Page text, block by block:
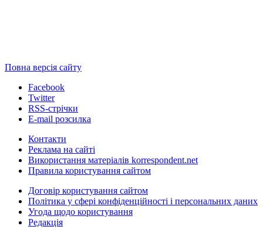
Повна версія сайту
Facebook
Twitter
RSS-стрічки
E-mail розсилка
Контакти
Реклама на сайті
Використання матеріалів korrespondent.net
Правила користування сайтом
Договір користування сайтом
Політика у сфері конфіденційності і персональних даних
Угода щодо користування
Редакція